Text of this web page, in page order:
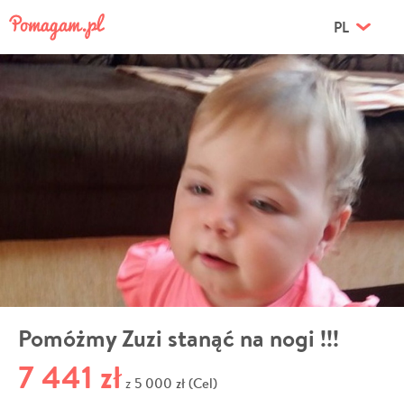
PL
Pomóżmy Zuzi stanąć na nogi !!!
7 441 zł z 5 000 zł (Cel)